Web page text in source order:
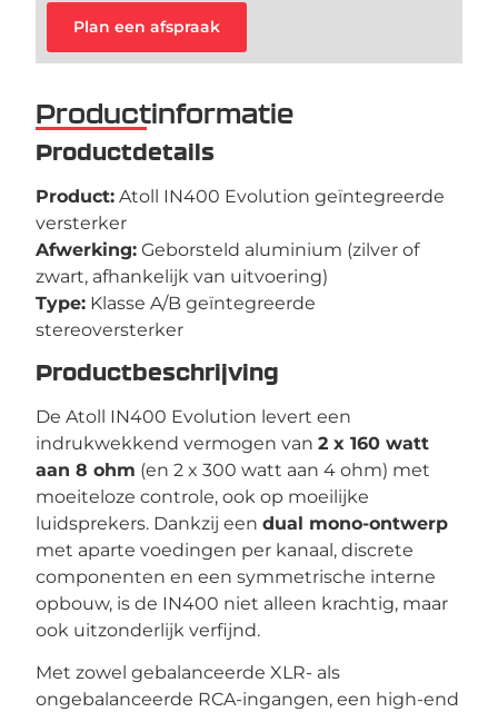
Plan een afspraak
Productinformatie
Productdetails
Product: Atoll IN400 Evolution geïntegreerde
versterker
Afwerking: Geborsteld aluminium (zilver of
zwart, afhankelijk van uitvoering)
Type: Klasse A/B geïntegreerde
stereoversterker
Productbeschrijving
De Atoll IN400 Evolution levert een
indrukwekkend vermogen van2 x 160 watt
aan 8 ohm (en 2 x 300 watt aan 4 ohm) met
moeiteloze controle, ook op moeilijke
luidsprekers. Dankzij eendual mono-ontwerp
met aparte voedingen per kanaal, discrete
componenten en een symmetrische interne
opbouw, is de IN400 niet alleen krachtig, maar
ook uitzonderlijk verfijnd.
Met zowel gebalanceerde XLR- als
ongebalanceerde RCA-ingangen, een high-end